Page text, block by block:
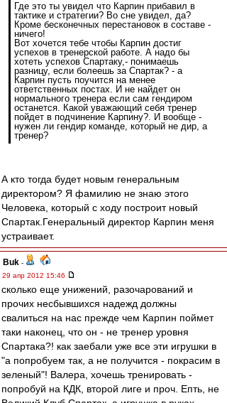
Где это ты увидел что Карпин прибавил в
тактике и стратегии? Во сне увидел, да?
Кроме бесконечных перестановок в составе -
ничего!
Вот хочется тебе чтобы Карпин достиг
успехов в тренерской работе. А надо бы
хотеть успехов Спартаку,- понимаешь
разницу, если болеешь за Спартак? - а
Карпин пусть поучится на менее
ответственных постах. И не найдет он
нормального тренера если сам гендиром
останется. Какой уважающий себя тренер
пойдет в подчинение Карпину?. И вообще -
нужен ли гендир команде, который не дир, а
тренер?
А кто тогда будет новым генеральным
директором? Я фамилию не знаю этого
Человека, который с ходу построит новый
Спартак.Генеральный директор Карпин меня
устраивает.
Buk -
29 апр 2012 15:46
сколько еще унижений, разочарований и
прочих несбывшихся надежд должны
свалиться на нас прежде чем Карпин поймет
таки наконец, что он - не тренер уровня
Спартака?! как заебали уже все эти игрушки в
"а попробуем так, а не получится - покрасим в
зеленый"! Валера, хочешь тренировать -
попробуй на КДК, второй лиге и проч. Епть, не